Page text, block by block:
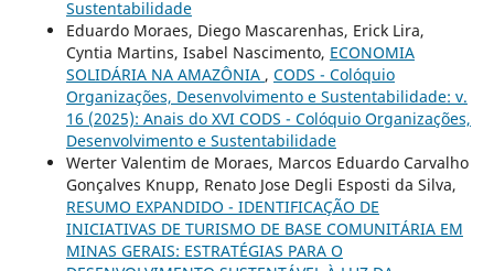
Sustentabilidade
Eduardo Moraes, Diego Mascarenhas, Erick Lira,
Cyntia Martins, Isabel Nascimento, ECONOMIA
SOLIDÁRIA NA AMAZÔNIA , CODS - Colóquio
Organizações, Desenvolvimento e Sustentabilidade: v.
16 (2025): Anais do XVI CODS - Colóquio Organizações,
Desenvolvimento e Sustentabilidade
Werter Valentim de Moraes, Marcos Eduardo Carvalho
Gonçalves Knupp, Renato Jose Degli Esposti da Silva,
RESUMO EXPANDIDO - IDENTIFICAÇÃO DE
INICIATIVAS DE TURISMO DE BASE COMUNITÁRIA EM
MINAS GERAIS: ESTRATÉGIAS PARA O